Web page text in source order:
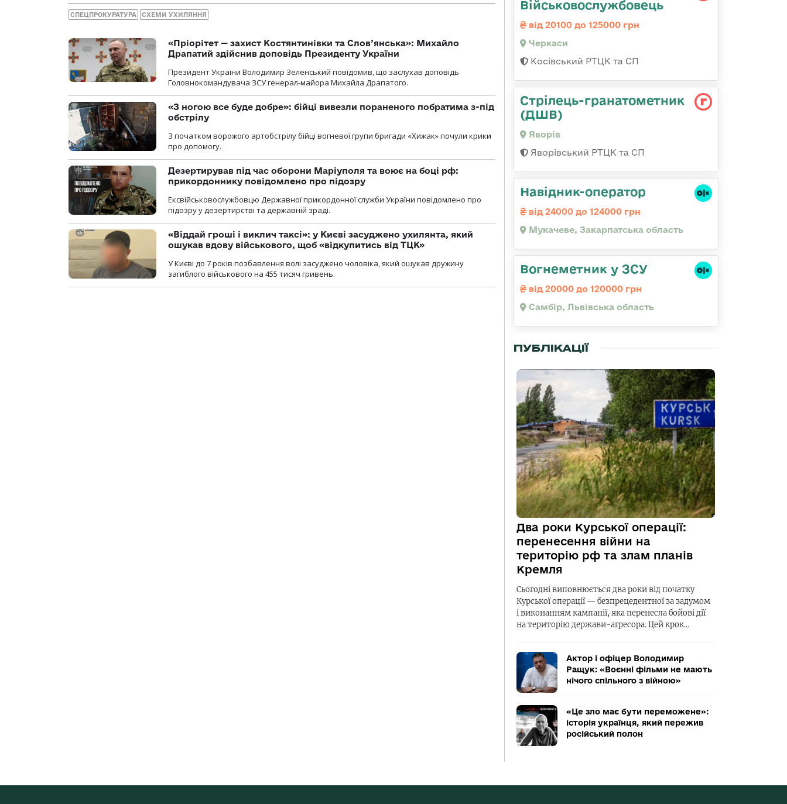
СПЕЦПРОКУРАТУРА СХЕМИ УХИЛЯННЯ
«Пріорітет — захист Костянтинівки та Слов’янська»: Михайло
Драпатий здійснив доповідь Президенту України
Президент України Володимир Зеленський повідомив, що заслухав доповідь
Головнокомандувача ЗСУ генерал-майора Михайла Драпатого.
«З ногою все буде добре»: бійці вивезли пораненого побратима з-під
обстрілу
З початком ворожого артобстрілу бійці вогневої групи бригади «Хижак» почули крики
про допомогу.
Дезертирував під час оборони Маріуполя та воює на боці рф:
прикордоннику повідомлено про підозру
Ексвійськовослужбовцю Державної прикордонної служби України повідомлено про
підозру у дезертирстві та державній зраді.
«Віддай гроші і виклич таксі»: у Києві засуджено ухилянта, який
ошукав вдову військового, щоб «відкупитись від ТЦК»
У Києві до 7 років позбавлення волі засуджено чоловіка, який ошукав дружину
загиблого військового на 455 тисяч гривень.
Військовослужбовець
від 20100 до 125000 грн
Черкаси
Косівський РТЦК та СП
Стрілець-гранатометник
(ДШВ)
Яворів
Яворівський РТЦК та СП
Навідник-оператор
від 24000 до 124000 грн
Мукачеве, Закарпатська область
Вогнеметник у ЗСУ
від 20000 до 120000 грн
Самбір, Львівська область
ПУБЛІКАЦІЇ
Два роки Курської операції:
перенесення війни на
територію рф та злам планів
Кремля
Сьогодні виповнюється два роки від початку
Курської операції — безпрецедентної за задумом
і виконанням кампанії, яка перенесла бойові дії
на територію держави-агресора. Цей крок…
Актор і офіцер Володимир
Ращук: «Воєнні фільми не мають
нічого спільного з війною»
«Це зло має бути переможене»:
історія українця, який пережив
російський полон